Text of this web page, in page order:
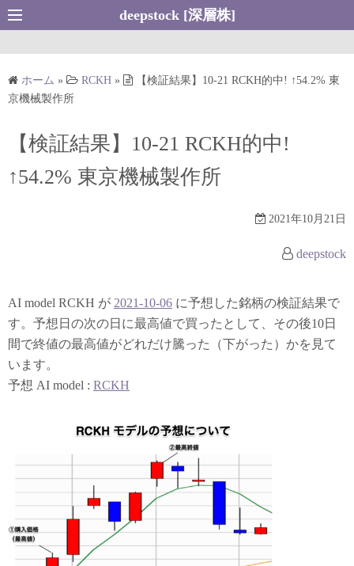
コ
ン
ツ
ッ
deepstock [深層株]
ホーム » RCKH »
【検証結果】10-21 RCKH的中! ↑54.2% 東
京機械製作所
【検証結果】10-21 RCKH的中!
↑54.2% 東京機械製作所
2021年10月21日
deepstock
AI model RCKH が 2021-10-06 に予想した銘柄の検証結果で
す。予想日の次の日に最高値で買ったとして、その後10日
間で終値の最高値がどれだけ騰った（下がった）かを見て
います。
予想 AI model : RCKH